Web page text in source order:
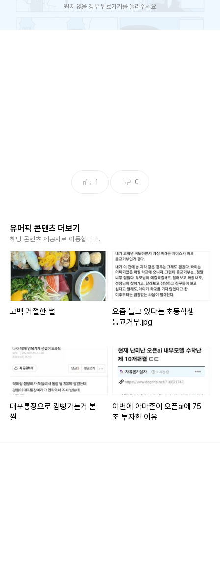
원치 않을 경우 뒤로가기를 눌러주세요
1 0
유머픽 콘텐츠 더보기
해당 콘텐츠 제공사로 이동합니다.
고백 거절한 썰
요즘 늘고 있다는 초등학생
등교거부.jpg
대포통장으로 깜빵가는거 본
썰
이번에 아마존이 오픈ai에 75
조 투자한 이유